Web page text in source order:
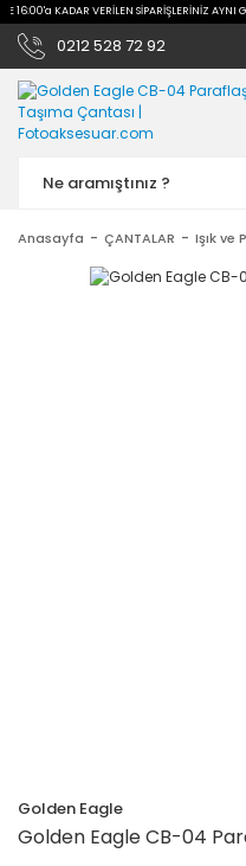
16:00'a KADAR VERİLEN SİPARİŞLERİNİZ AYNI
0212 528 72 92
Anasayfa ÇANTALAR Işık ve
Golden Eagle
Golden Eagle CB-04